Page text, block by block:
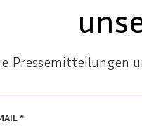
Pressemitteilungen
*